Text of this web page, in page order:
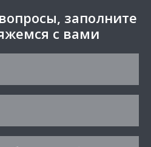
заполните
с вами